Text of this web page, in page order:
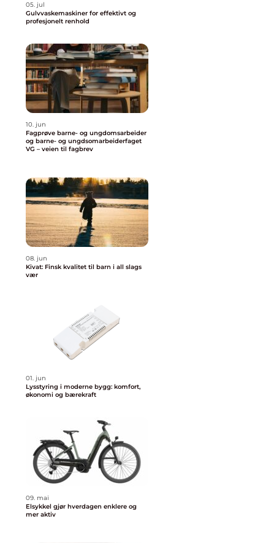
05. jul
Gulvvaskemaskiner for effektivt og
profesjonelt renhold
10. jun
Fagprøve barne- og ungdomsarbeider
og barne- og ungdsomarbeiderfaget
VG – veien til fagbrev
08. jun
Kivat: Finsk kvalitet til barn i all slags
vær
01. jun
Lysstyring i moderne bygg: komfort,
økonomi og bærekraft
09. mai
Elsykkel gjør hverdagen enklere og
mer aktiv